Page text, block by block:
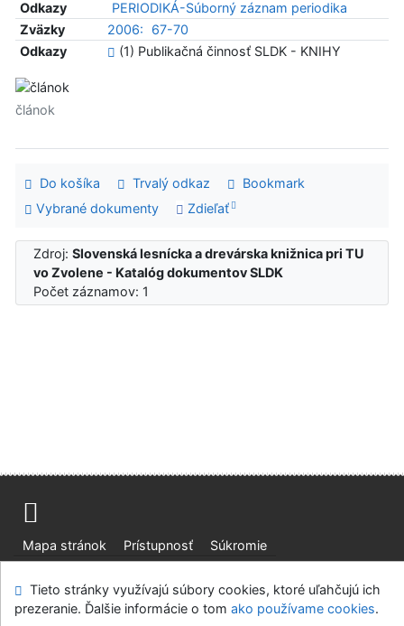
Odkazy
PERIODIKÁ-Súborný záznam periodika
Zväzky
2006:
67-70
Odkazy
(1) Publikačná činnosť SLDK - KNIHY
článok
Do košíka Trvalý odkaz
Bookmark
Vybrané dokumenty
Zdieľať
Zdroj:Slovenská lesnícka a drevárska knižnica pri TU
vo Zvolene - Katalóg dokumentov SLDK
Počet záznamov: 1
Mapa stránok Prístupnosť
Súkromie
Slovenská lesnícka a drevárska knižnica pri Technickej
Tieto stránky využívajú súbory cookies, ktoré uľahčujú ich
prezeranie. Ďalšie informácie o tom ako používame cookies.